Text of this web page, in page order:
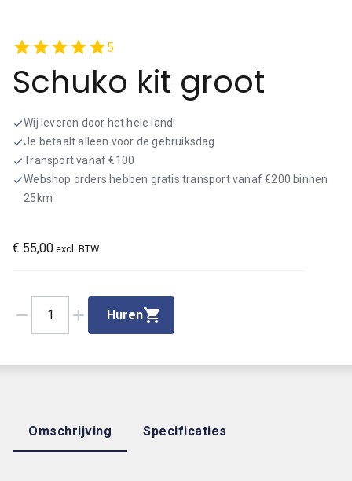
starstarstarstarstar5
Schuko kit groot
checkWij leveren door het hele land!
check Je betaalt alleen voor de gebruiksdag
checkTransport vanaf €100
checkWebshop orders hebben gratis transport vanaf €200 binnen
25km
€ 55,00 excl. BTW
remove 1 add Huren
Omschrijving Specificaties